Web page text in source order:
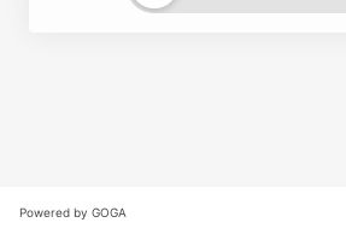
Powered by GOGA